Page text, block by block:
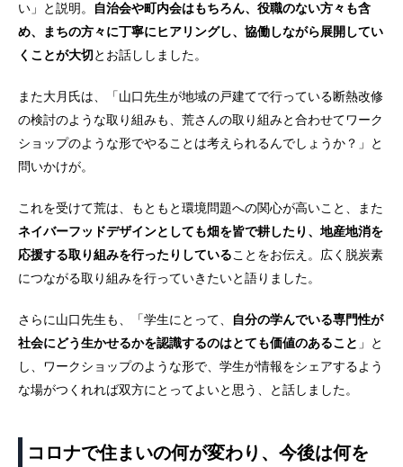
い」と説明。
自治会や町内会はもちろん、役職のない方々も含
め、まちの方々に丁寧にヒアリングし、協働しながら展開してい
くことが大切とお話ししました。
また大月氏は、「山口先生が地域の戸建てで行っている断熱改修
の検討のような取り組みも、荒さんの取り組みと合わせてワーク
ショップのような形でやることは考えられるんでしょうか？」と
問いかけが。
これを受けて荒は、もともと環境問題への関心が高いこと、また
ネイバーフッドデザインとしても畑を皆で耕したり、地産地消を
応援する取り組みを行ったりしていることをお伝え。広く脱炭素
につながる取り組みを行っていきたいと語りました。
さらに山口先生も、「学生にとって、
自分の学んでいる専門性が
社会にどう生かせるかを認識するのはとても価値のあること 」と
し、ワークショップのような形で、学生が情報をシェアするよう
な場がつくれれば双方にとってよいと思う、と話しました。
コロナで住まいの何が変わり、今後は何を